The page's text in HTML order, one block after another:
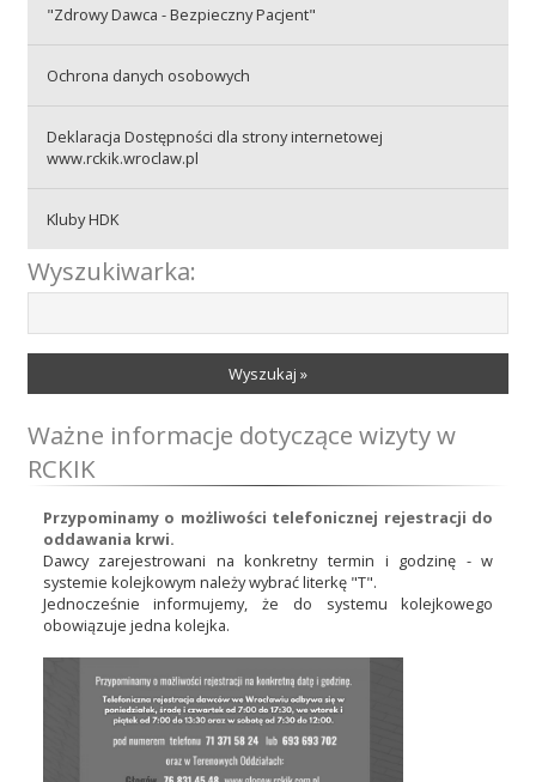
"Zdrowy Dawca - Bezpieczny Pacjent"
Ochrona danych osobowych
Deklaracja Dostępności dla strony internetowej
www.rckik.wroclaw.pl
Kluby HDK
Wyszukiwarka:
Wyszukaj »
Ważne informacje dotyczące wizyty w
RCKIK
Przypominamy o możliwości telefonicznej rejestracji do
oddawania krwi.
Dawcy zarejestrowani na konkretny termin i godzinę - w
systemie kolejkowym należy wybrać literkę "T".
Jednocześnie informujemy, że do systemu kolejkowego
obowiązuje jedna kolejka.